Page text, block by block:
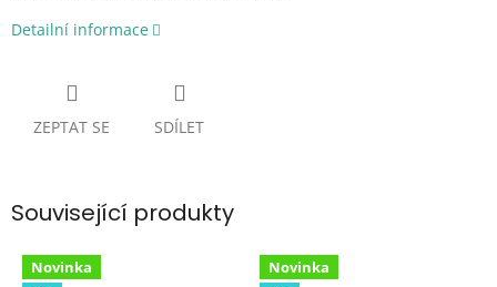
Detailní informace
ZEPTAT SE SDÍLET
Související produkty
Novinka
Novinka